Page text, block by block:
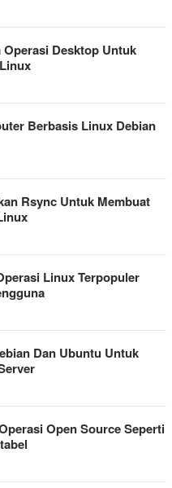
Desktop Untuk
Berbasis Linux Debian
Rsync Untuk Membuat
Linux Terpopuler
Dan Ubuntu Untuk
Open Source Seperti